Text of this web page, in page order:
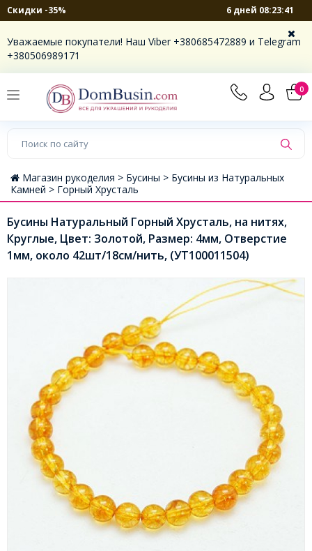
Скидки -35% 6 дней 08:23:41
Уважаемые покупатели! Наш Viber +380685472889 и Telegram
+380506989171
0
Магазин рукоделия > Бусины > Бусины из Натуральных
Камней > Горный Хрусталь
Бусины Натуральный Горный Хрусталь, на нитях,
Круглые, Цвет: Золотой, Размер: 4мм, Отверстие
1мм, около 42шт/18см/нить, (УТ100011504)